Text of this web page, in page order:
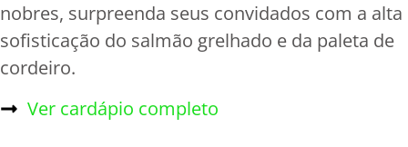
nobres, surpreenda seus convidados com a alta
sofisticação do salmão grelhado e da paleta de
cordeiro.
Ver cardápio completo